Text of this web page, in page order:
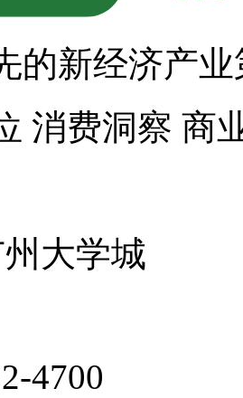
的新经济产
消费洞察 商
大学城
4700